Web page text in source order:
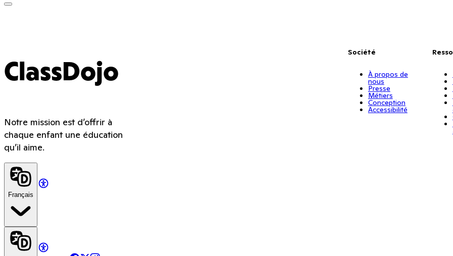
ClassDojo
Notre mission est d’offrir à
chaque enfant une éducation
qu’il aime.
Français
Société
À propos de
nous
Presse
Métiers
Conception
Accessibilité